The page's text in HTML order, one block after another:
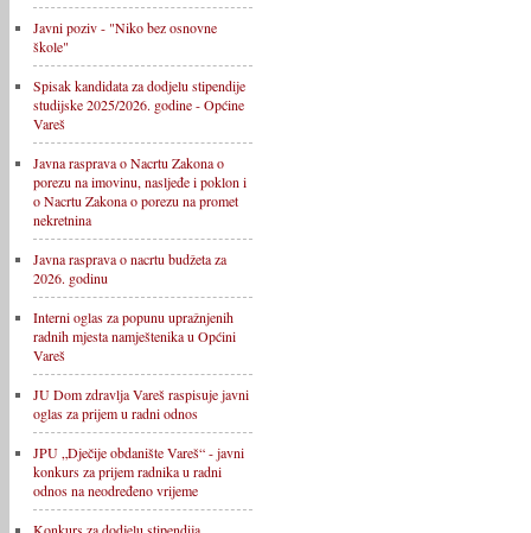
Javni poziv - "Niko bez osnovne
škole"
Spisak kandidata za dodjelu stipendije
studijske 2025/2026. godine - Općine
Vareš
Javna rasprava o Nacrtu Zakona o
porezu na imovinu, nasljeđe i poklon i
o Nacrtu Zakona o porezu na promet
nekretnina
Javna rasprava o nacrtu budžeta za
2026. godinu
Interni oglas za popunu upražnjenih
radnih mjesta namještenika u Općini
Vareš
JU Dom zdravlja Vareš raspisuje javni
oglas za prijem u radni odnos
JPU „Dječije obdanište Vareš“ - javni
konkurs za prijem radnika u radni
odnos na neodređeno vrijeme